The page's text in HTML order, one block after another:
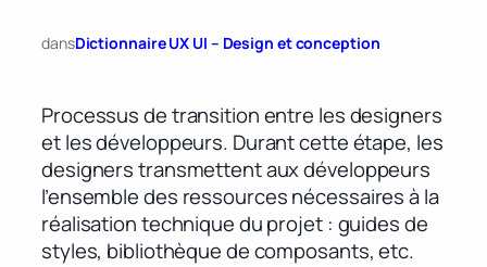
dansDictionnaire UX UI – Design et conception
Processus de transition entre les designers
et les développeurs. Durant cette étape, les
designers transmettent aux développeurs
l’ensemble des ressources nécessaires à la
réalisation technique du projet : guides de
styles, bibliothèque de composants, etc.